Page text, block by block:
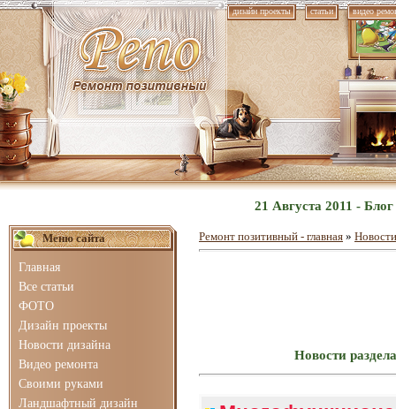
дизайн проекты статьи видео
21 Августа 2011 -
Меню сайта
Главная
Все статьи
ФОТО
Дизайн проекты
Новости дизайна
Видео ремонта
Своими руками
Ландшафтный дизайн
Ремонт позитивный - главная »
Новости